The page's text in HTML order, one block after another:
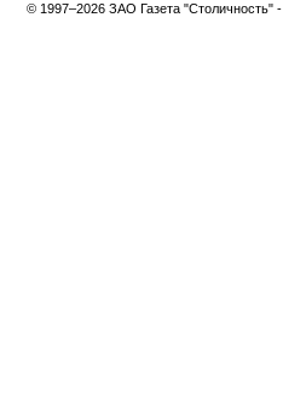
© 1997–2026 ЗАО Газета "Столичность" -